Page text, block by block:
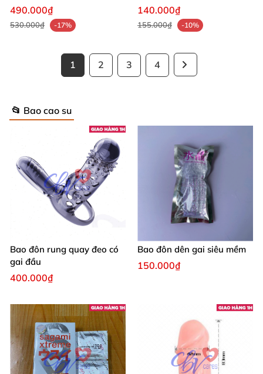
490.000₫
530.000₫ -17%
Phấn
140.000₫
155.000₫ -10%
1 2 3 4
📂 Bao cao su
Bao đôn rung quay đeo có
gai đầu
400.000₫
Bao đôn dên gai siêu mềm
150.000₫